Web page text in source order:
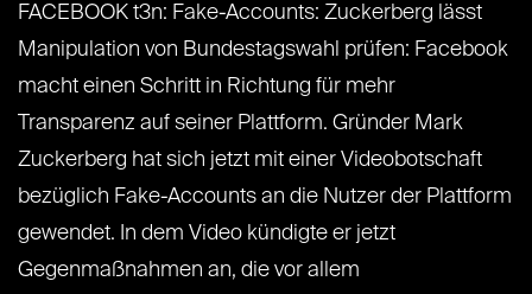
FACEBOOK t3n: Fake-Accounts: Zuckerberg lässt
Manipulation von Bundestagswahl prüfen: Facebook
macht einen Schritt in Richtung für mehr
Transparenz auf seiner Plattform. Gründer Mark
Zuckerberg hat sich jetzt mit einer Videobotschaft
bezüglich Fake-Accounts an die Nutzer der Plattform
gewendet. In dem Video kündigte er jetzt
Gegenmaßnahmen an, die vor allem